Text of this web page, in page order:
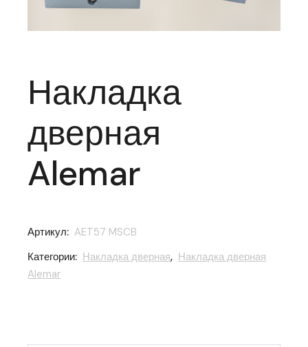
Накладка
дверная
Alemar
Артикул: AET57 MSCB
Категории: Накладка дверная, Накладка дверная
Alemar